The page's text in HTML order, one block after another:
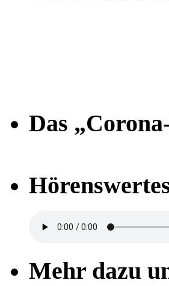
Das
Mehr dazu